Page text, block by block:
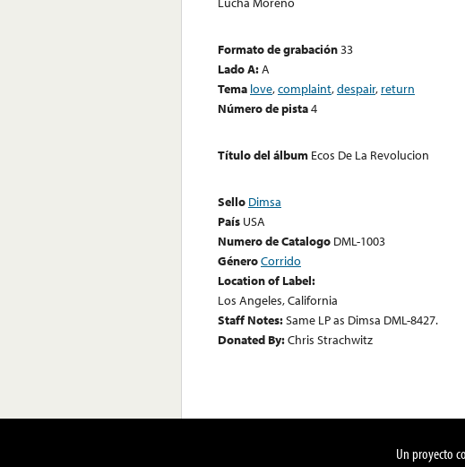
Formato de grabación33
Lado A:A
Tema love,complaint,despair, return
Número de pista4
Título del álbum Ecos De La Revolucion
Sello Dimsa
País USA
Numero de Catalogo DML-1003
GéneroCorrido
Location of Label:
Los Angeles, California
Staff Notes:Same LP as Dimsa DML-8427.
Donated By:Chris Strachwitz
Un proyecto